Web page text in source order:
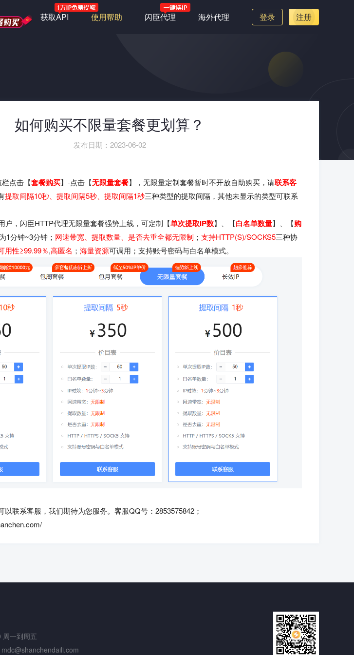
登录 注册
购买 获取API 使用帮助 闪臣代理 海外代理
如何购买不限量套餐更划算？
发布日期：2023-06-02
点击【套餐购买】-点击【无限量套餐】，无限量定制套餐暂时不开放自助购买，请联系客
提取间隔10秒、提取间隔5秒、提取间隔1秒三种类型的提取间隔，其他未显示的类型可联系
户，闪臣HTTP代理无限量套餐强势上线，可定制【单次提取IP数】、【白名单数量】、【购
1分钟~3分钟； 网速带宽、提取数量、是否去重全都无限制 ； 支持HTTP(S)/SOCKS5三种协
用性≥99.99％,高匿名 ； 海量资源可调用；支持账号密码与白名单模式。
联系客服，我们期待为您服务。客服QQ号：2853575842；
一到周五